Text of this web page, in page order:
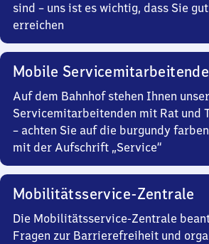
sind – uns ist es wichtig, dass Sie
erreichen
Mobile Servicemitarbeitende
Auf dem Bahnhof stehen Ihnen
Servicemitarbeitenden mit Rat und
– achten Sie auf die burgundy
mit der Aufschrift „Service“
Mobilitätsservice-Zentrale
Die Mobilitätsservice-Zentrale
Fragen zur Barrierefreiheit und